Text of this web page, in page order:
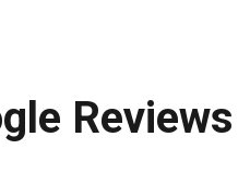
Reviews